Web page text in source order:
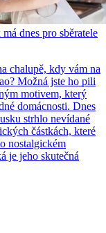
dnes pro sběratele
chalupě, kdy vám na
Možná jste ho pili
motivem, který
domácnosti. Dnes
strhlo nevídané
částkách, které
nostalgickém
je jeho skutečná